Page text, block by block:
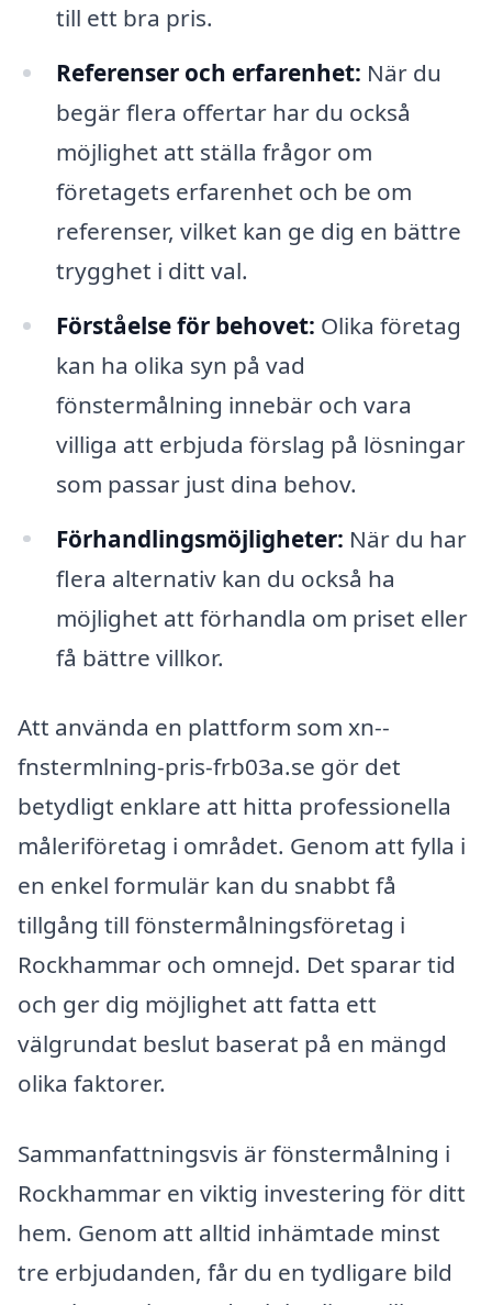
till ett bra pris.
Referenser och erfarenhet: När du
begär flera offertar har du också
möjlighet att ställa frågor om
företagets erfarenhet och be om
referenser, vilket kan ge dig en bättre
trygghet i ditt val.
Förståelse för behovet: Olika företag
kan ha olika syn på vad
fönstermålning innebär och vara
villiga att erbjuda förslag på lösningar
som passar just dina behov.
Förhandlingsmöjligheter: När du har
flera alternativ kan du också ha
möjlighet att förhandla om priset eller
få bättre villkor.
Att använda en plattform som xn--
fnstermlning-pris-frb03a.se gör det
betydligt enklare att hitta professionella
måleriföretag i området. Genom att fylla i
en enkel formulär kan du snabbt få
tillgång till fönstermålningsföretag i
Rockhammar och omnejd. Det sparar tid
och ger dig möjlighet att fatta ett
välgrundat beslut baserat på en mängd
olika faktorer.
Sammanfattningsvis är fönstermålning i
Rockhammar en viktig investering för ditt
hem. Genom att alltid inhämtade minst
tre erbjudanden, får du en tydligare bild